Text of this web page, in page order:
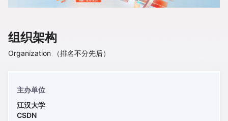
组织架构
Organization （排名不分先后）
主办单位
江汉大学
CSDN